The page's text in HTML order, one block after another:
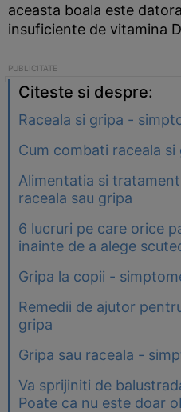
aceasta boala este
insuficiente de vitamina
Citeste si despre:
Raceala si gripa -
Cum combati raceala si
Alimentatia si
raceala sau gripa
6 lucruri pe care orice
inainte de a alege
Gripa la copii -
Remedii de ajutor
gripa
Gripa sau raceala -
Va sprijiniti de
Poate ca nu este doar